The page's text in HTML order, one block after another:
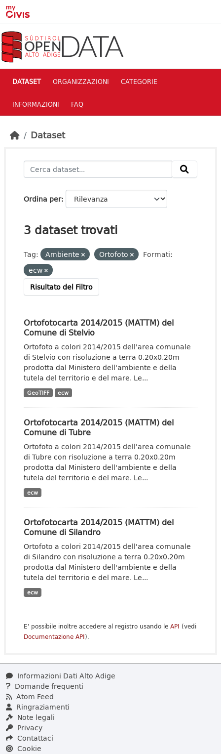
Skip to main content
DATASET ORGANIZZAZIONI CATEGORIE
INFORMAZIONI FAQ
Dataset
Ordina per
3 dataset trovati
Tag: Ambiente Ortofoto
Formati:
ecw
Risultato del Filtro
Ortofotocarta 2014/2015 (MATTM) del
Comune di Stelvio
Ortofoto a colori 2014/2015 dell'area comunale
di Stelvio con risoluzione a terra 0.20x0.20m
prodotta dal Ministero dell'ambiente e della
tutela del territorio e del mare. Le...
GeoTIFF ecw
Ortofotocarta 2014/2015 (MATTM) del
Comune di Tubre
Ortofoto a colori 2014/2015 dell'area comunale
di Tubre con risoluzione a terra 0.20x0.20m
prodotta dal Ministero dell'ambiente e della
tutela del territorio e del mare. Le...
ecw
Ortofotocarta 2014/2015 (MATTM) del
Comune di Silandro
Ortofoto a colori 2014/2015 dell'area comunale
di Silandro con risoluzione a terra 0.20x0.20m
prodotta dal Ministero dell'ambiente e della
tutela del territorio e del mare. Le...
ecw
E' possibile inoltre accedere al registro usando le API (vedi
Documentazione API).
Informazioni Dati Alto Adige
Domande frequenti
Atom Feed
Ringraziamenti
Note legali
Privacy
Contattaci
Cookie